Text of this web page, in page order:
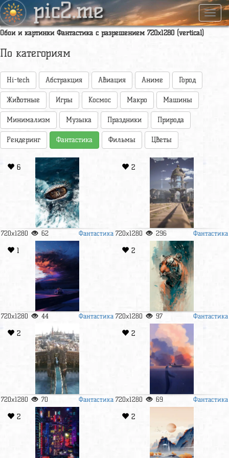
pic2.me
Обои и картинки Фантастика с разрешением 720x1280 (vertical)
По категориям
Hi-tech Абстракция Авиация Аниме Город
Животные Игры Космос Макро Машины
Минимализм Музыка Праздники Природа
Рендеринг Фантастика Фильмы Цветы
6
720x1280 62 Фантастика
2
720x1280 296 Фантастика
1
720x1280 44 Фантастика
2
720x1280 97 Фантастика
2
720x1280 70 Фантастика
2
720x1280 69 Фантастика
2 2